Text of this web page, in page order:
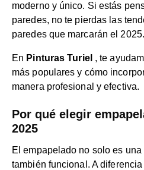
moderno y único. Si estás
paredes, no te pierdas las
paredes que marcarán el 2025.
En Pinturas Turiel , te
más populares y cómo
manera profesional y efectiva.
Por qué elegir
2025
El empapelado no solo es
también funcional. A